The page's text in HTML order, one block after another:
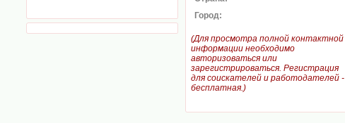
Город:
(Для просмотра полной контактной
информации необходимо
авторизоваться или
зарегистрироваться. Регистрация
для соискателей и работодателей -
бесплатная.)